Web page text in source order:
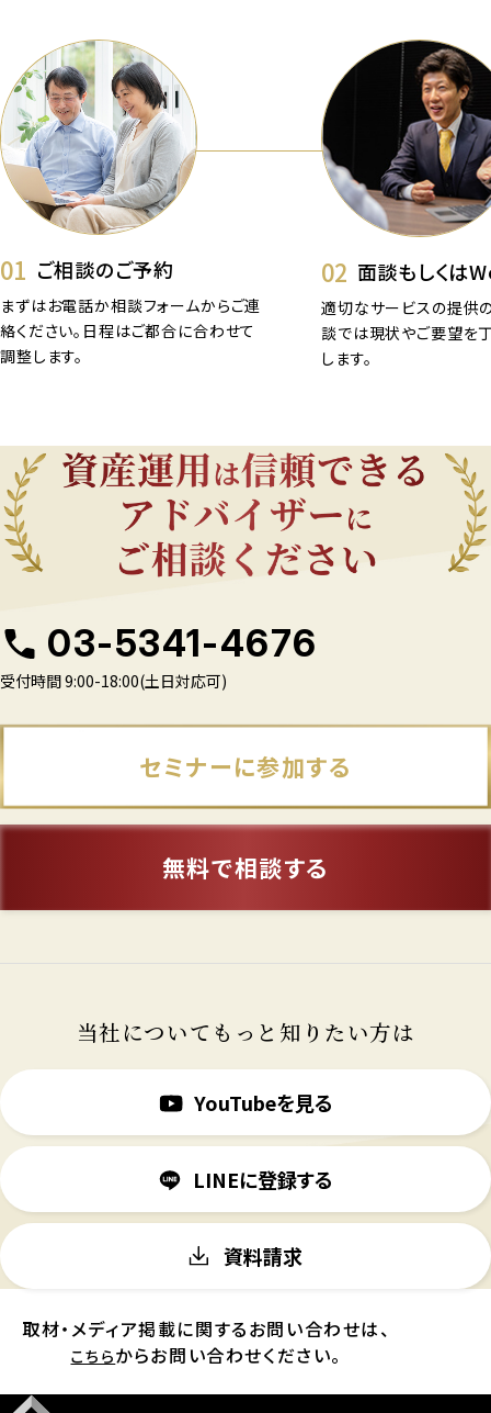
01 ご相談のご予約
まずはお電話か相談フォームからご連
絡ください。日程はご都合に合わせて
調整します。
02 面談もしくは
適切なサービスの提供
談では現状やご要望を
します。
03-5341-4676
受付時間 9:00-18:00(土日対応可)
セミナーに参加する
無料で相談する
当社についてもっと知りたい方は
YouTubeを見る
LINEに登録する
資料請求
取材・メディア掲載に関するお問い合わせは、
こちらからお問い合わせください。